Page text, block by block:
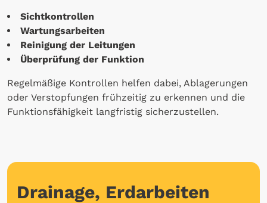
Sichtkontrollen
Wartungsarbeiten
Reinigung der Leitungen
Überprüfung der Funktion
Regelmäßige Kontrollen helfen dabei, Ablagerungen
oder Verstopfungen frühzeitig zu erkennen und die
Funktionsfähigkeit langfristig sicherzustellen.
Drainage, Erdarbeiten